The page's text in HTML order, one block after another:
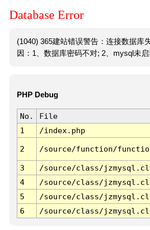
Database Error
(1040) 365建站错误警告：连接数据库
因：1、数据库密码不对; 2、mysql未启
PHP Debug
No. File
1
/index.php
2 /source/function/
3 /source/class/
4
/source/class/
5
/source/class/
6
/source/class/